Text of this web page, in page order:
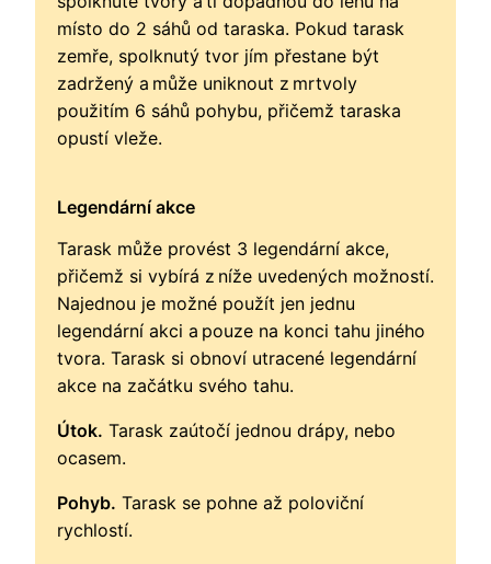
místo do 2 sáhů od taraska. Pokud tarask
zemře, spolknutý tvor jím přestane být
zadržený a může uniknout z mrtvoly
použitím 6 sáhů pohybu, přičemž taraska
opustí vleže.
Legendární akce
Tarask může provést 3 legendární akce,
přičemž si vybírá z níže uvedených možností.
Najednou je možné použít jen jednu
legendární akci a pouze na konci tahu jiného
tvora. Tarask si obnoví utracené legendární
akce na začátku svého tahu.
Útok. Tarask zaútočí jednou drápy, nebo
ocasem.
Pohyb. Tarask se pohne až poloviční
rychlostí.